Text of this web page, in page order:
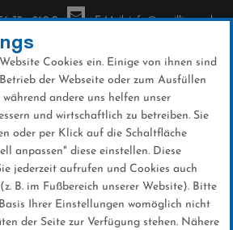
32 - 960-0 E-Mail: info@sc-willingen.de
Cookies ein. Einige von ihnen sind
der Webseite oder zum Ausfüllen
andere uns helfen unser
und wirtschaftlich zu betreiben. Sie
oder per Klick auf die Schaltfläche
anpassen" diese einstellen. Diese
jederzeit aufrufen und Cookies auch
B. im Fußbereich unserer Website). Bitte
Ihrer Einstellungen womöglich nicht
der Seite zur Verfügung stehen. Nähere